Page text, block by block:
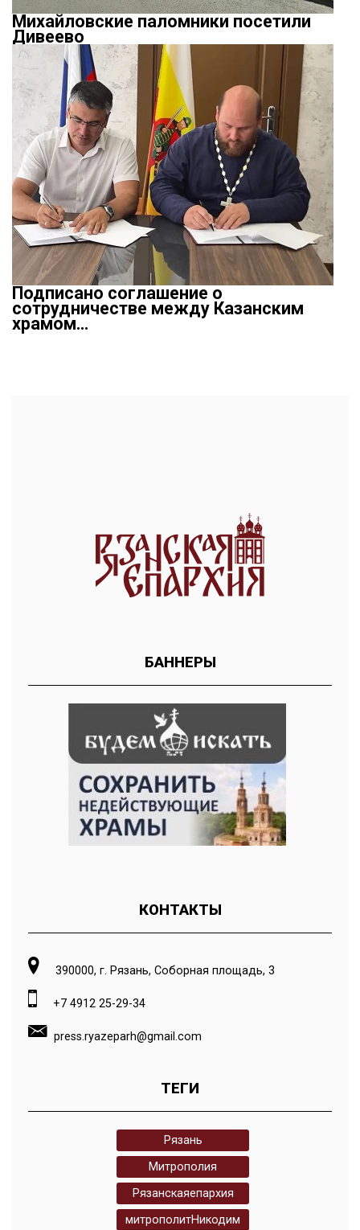
Михайловские паломники посетили
Дивеево
Подписано соглашение о
сотрудничестве между Казанским
храмом…
БАННЕРЫ
КОНТАКТЫ
390000, г. Рязань, Соборная площадь, 3
+7 4912 25-29-34
press.ryazeparh@gmail.com
ТЕГИ
Рязань
Митрополия
Рязанскаяепархия
митрополитНикодим